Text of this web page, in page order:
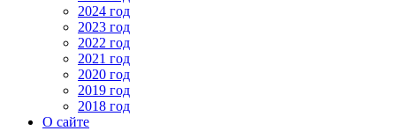
2024 год
2023 год
2022 год
2021 год
2020 год
2019 год
2018 год
О сайте